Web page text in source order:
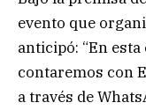
evento que
anticipó: “En
contaremos con
a través de